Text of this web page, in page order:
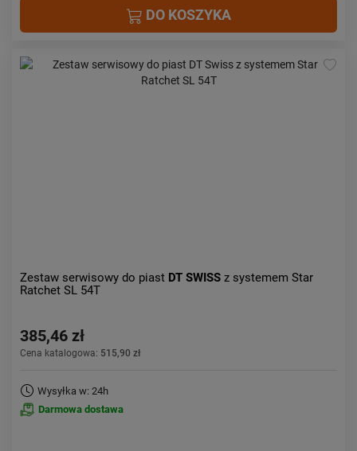
DO KOSZYKA
Zestaw serwisowy do piast DT SWISS z systemem Star
Ratchet SL 54T
385,46 zł
Cena katalogowa: 515,90 zł
Wysyłka w: 24h
Darmowa dostawa